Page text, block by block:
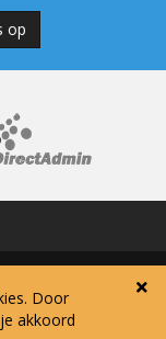
op
Door
akkoord